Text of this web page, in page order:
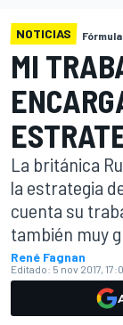
NOTICIAS Fórmula
MI
La británica
la estrategia
cuenta su
también muy
René Fagnan
Editado: 5 nov 2017,